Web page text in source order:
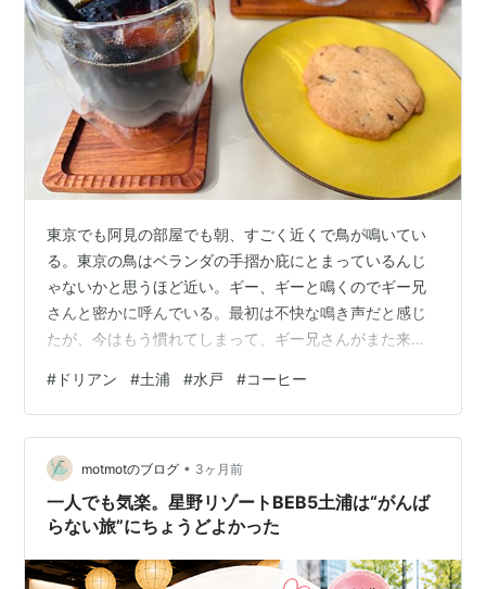
東京でも阿見の部屋でも朝、すごく近くで鳥が鳴いてい
る。東京の鳥はベランダの手摺か庇にとまっているんじ
ゃないかと思うほど近い。ギー、ギーと鳴くのでギー兄
さんと密かに呼んでいる。最初は不快な鳴き声だと感じ
たが、今はもう慣れてしまって、ギー兄さんがまた来て
はカラスがギャーギャー鳴いて交信していたが、近頃は
いない。阿見は鳴き声からして小さな体躯の鳥がいっぱ
い鳴いている。鳴き声がちょっとずつ違うから、何種か
の鳥なのだ。この住宅区の中には小さな公園（というか
遊び場）もあるし、大木も生えているから鳥は集まって
くるだろう。 土浦のコーヒーハウスブルーで休息。こ…
# ドリアン #土浦 #水戸 #コーヒー
motmotのブログ • 3ヶ月前
一人でも気楽。星野リゾートBEB5土浦は“がんば
らない旅”にちょうどよかった